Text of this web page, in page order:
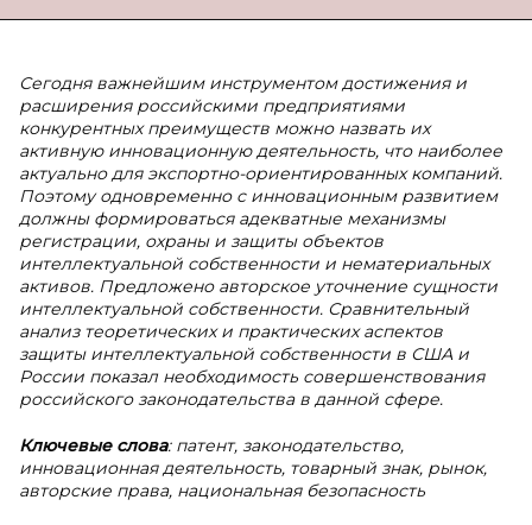
Сегодня важнейшим инструментом достижения и
расширения российскими предприятиями
конкурентных преимуществ можно назвать их
активную инновационную деятельность, что наиболее
актуально для экспортно-ориентированных компаний.
Поэтому одновременно с инновационным развитием
должны формироваться адекватные механизмы
регистрации, охраны и защиты объектов
интеллектуальной собственности и нематериальных
активов. Предложено авторское уточнение сущности
интеллектуальной собственности. Сравнительный
анализ теоретических и практических аспектов
защиты интеллектуальной собственности в США и
России показал необходимость совершенствования
российского законодательства в данной сфере.
Ключевые слова: патент, законодательство,
инновационная деятельность, товарный знак, рынок,
авторские права, национальная безопасность